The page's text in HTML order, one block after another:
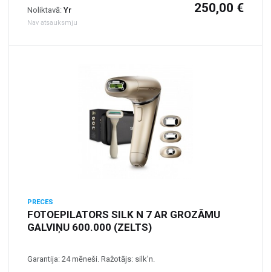
Noliktavā: Yr
Nav atsauksmju
250,00 €
PRECES
FOTOEPILATORS SILK N 7 AR GROZĀMU
GALVIŅU 600.000 (ZELTS)
Garantija: 24 mēneši. Ražotājs: silk'n.